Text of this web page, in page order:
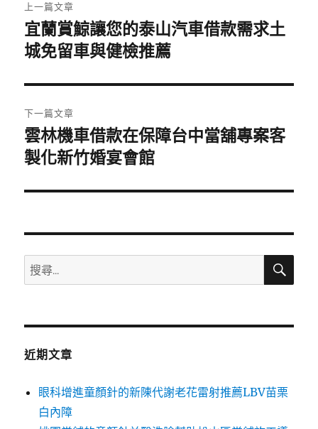
章
導
覽
上一篇文章
上
一
文
章:
宜蘭賞鯨讓您的泰山汽車借款需求土
城免留車與健檢推薦
下一篇文章
下
一
文
雲林機車借款在保障台中當舖專案客
製化新竹婚宴會館
搜
尋
鍵
搜
近期文章
眼科增進童顏針的新陳代謝老花雷射推薦LBV苗栗
白內障